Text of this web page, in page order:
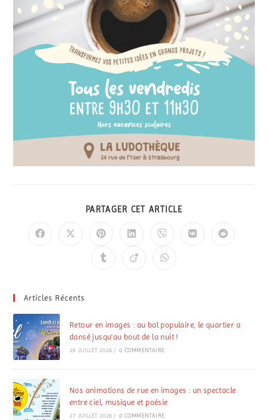
PARTAGER CET ARTICLE
Articles Récents
Retour en images : au bal populaire, le quartier a
dansé jusqu’au bout de la nuit !
29 JUILLET 2026 / 0 COMMENTAIRE
Nos animations de rue en images : un spectacle
entre ciel, musique et poésie
27 JUILLET 2026 / 0 COMMENTAIRE